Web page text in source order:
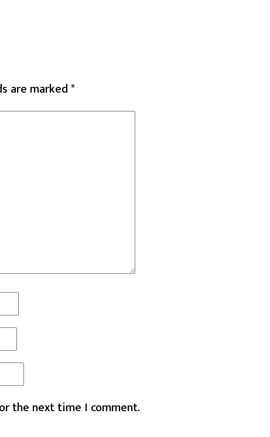
are marked*
the next time I comment.